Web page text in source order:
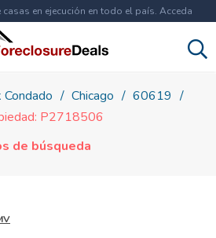
en ejecución en todo el país. Acceda
a
Condado Chicago
60619
P2718506
de búsqueda